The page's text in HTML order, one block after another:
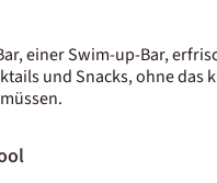
einer Swim-up-Bar,
und Snacks, ohne das